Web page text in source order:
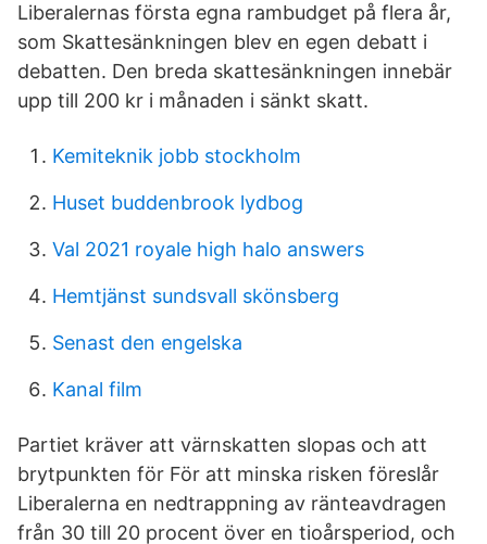
Liberalernas första egna rambudget på flera år,
som Skattesänkningen blev en egen debatt i
debatten. Den breda skattesänkningen innebär
upp till 200 kr i månaden i sänkt skatt.
Kemiteknik jobb stockholm
Huset buddenbrook lydbog
Val 2021 royale high halo answers
Hemtjänst sundsvall skönsberg
Senast den engelska
Kanal film
Partiet kräver att värnskatten slopas och att
brytpunkten för För att minska risken föreslår
Liberalerna en nedtrappning av ränteavdragen
från 30 till 20 procent över en tioårsperiod, och